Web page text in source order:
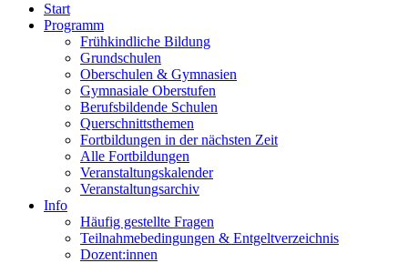
Start
Programm
Frühkindliche Bildung
Grundschulen
Oberschulen & Gymnasien
Gymnasiale Oberstufen
Berufsbildende Schulen
Querschnittsthemen
Fortbildungen in der nächsten Zeit
Alle Fortbildungen
Veranstaltungskalender
Veranstaltungsarchiv
Info
Häufig gestellte Fragen
Teilnahmebedingungen & Entgeltverzeichnis
Dozent:innen